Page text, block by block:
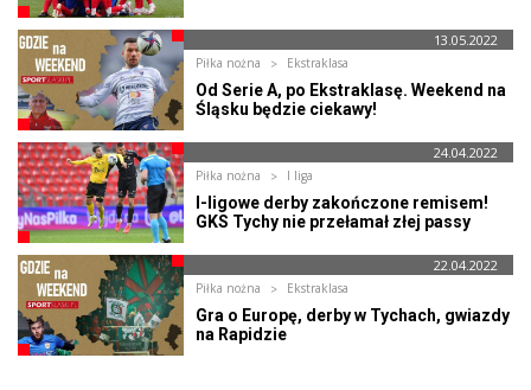
13.05.2022
Piłka nożna Ekstraklasa
Od Serie A, po Ekstraklasę. Weekend na
Śląsku będzie ciekawy!
24.04.2022
Piłka nożna I liga
I-ligowe derby zakończone remisem!
GKS Tychy nie przełamał złej passy
22.04.2022
Piłka nożna Ekstraklasa
Gra o Europę, derby w Tychach, gwiazdy
na Rapidzie